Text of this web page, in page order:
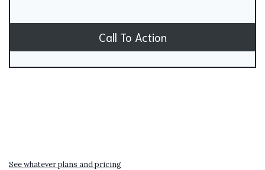
Call To Action
See whatever plans and pricing